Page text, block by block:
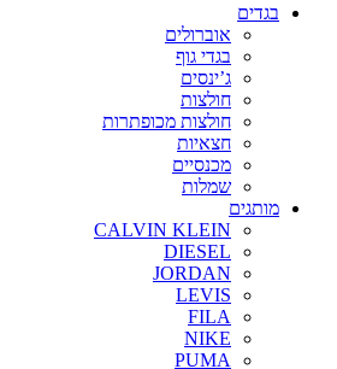
בגדים
אוברולים
בגדי גוף
ג’ינסים
חולצות
חולצות מכופתרות
חצאיות
מכנסיים
שמלות
מותגים
CALVIN KLEIN
DIESEL
JORDAN
LEVIS
FILA
NIKE
PUMA